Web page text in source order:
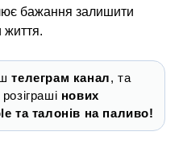
бажання залишити
життя.
телеграм канал, та
нових
та талонів на паливо!